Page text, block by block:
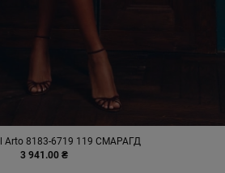
Arto 8183-6719 119 СМАРАГД
3 941.00 ₴